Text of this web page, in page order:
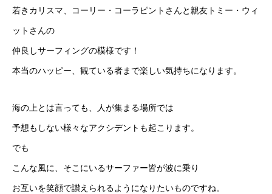
若きカリスマ、コーリー・コーラピントさんと親友トミー・ウィ
ットさんの
仲良しサーフィングの模様です！
本当のハッピー、観ている者まで楽しい気持ちになります。
海の上とは言っても、人が集まる場所では
予想もしない様々なアクシデントも起こります。
でも
こんな風に、そこにいるサーファー皆が波に乗り
お互いを笑顔で讃えられるようになりたいものですね。